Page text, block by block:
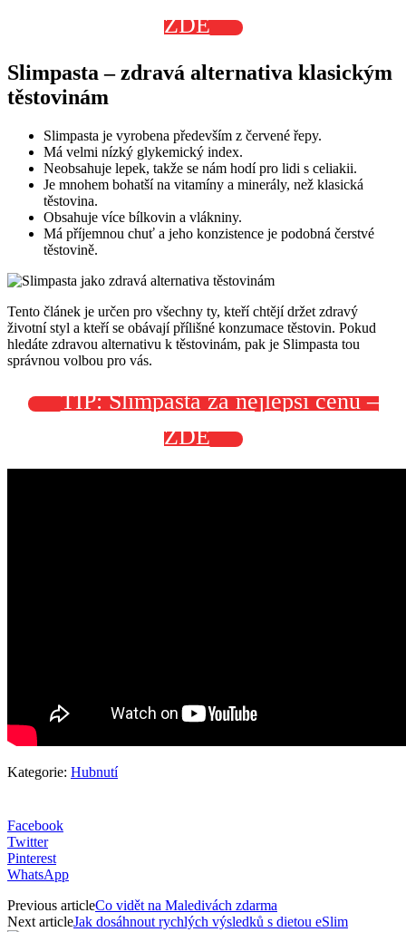
ZDE
Slimpasta – zdravá alternativa klasickým
těstovinám
Slimpasta je vyrobena především z červené řepy.
Má velmi nízký glykemický index.
Neobsahuje lepek, takže se nám hodí pro lidi s celiakii.
Je mnohem bohatší na vitamíny a minerály, než klasická
těstovina.
Obsahuje více bílkovin a vlákniny.
Má příjemnou chuť a jeho konzistence je podobná čerstvé
těstovině.
Tento článek je určen pro všechny ty, kteří chtějí držet zdravý
životní styl a kteří se obávají přílišné konzumace těstovin. Pokud
hledáte zdravou alternativu k těstovinám, pak je Slimpasta tou
správnou volbou pro vás.
TIP: Slimpasta za nejlepší cenu –
ZDE
Kategorie: Hubnutí
Facebook
Twitter
Pinterest
WhatsApp
Previous articleCo vidět na Maledivách zdarma
Next articleJak dosáhnout rychlých výsledků s dietou eSlim